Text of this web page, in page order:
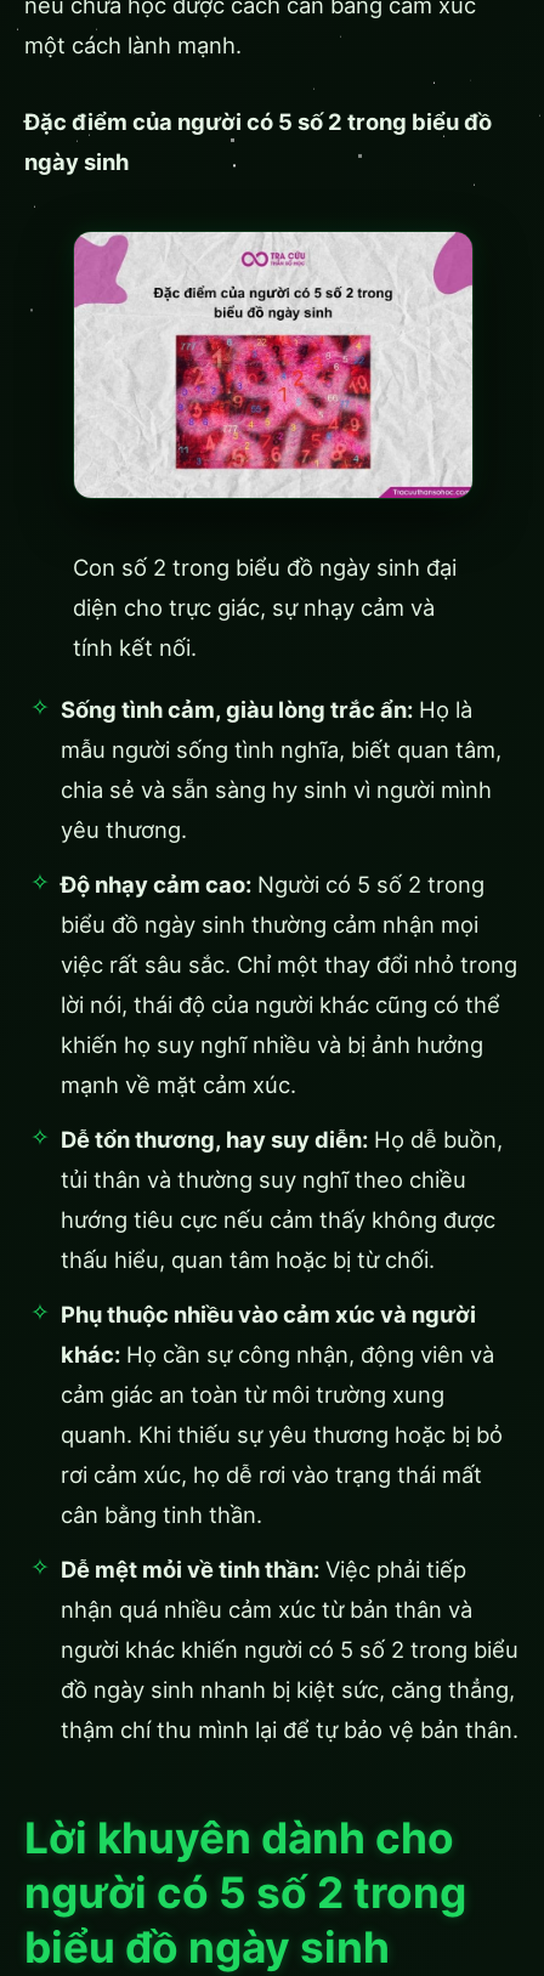
một cách lành mạnh.
Đặc điểm của người có 5 số 2 trong biểu đồ
ngày sinh
Con số 2 trong biểu đồ ngày sinh đại
diện cho trực giác, sự nhạy cảm và
tính kết nối.
Sống tình cảm, giàu lòng trắc ẩn: Họ là
mẫu người sống tình nghĩa, biết quan tâm,
chia sẻ và sẵn sàng hy sinh vì người mình
yêu thương.
Độ nhạy cảm cao: Người có 5 số 2 trong
biểu đồ ngày sinh thường cảm nhận mọi
việc rất sâu sắc. Chỉ một thay đổi nhỏ trong
lời nói, thái độ của người khác cũng có thể
khiến họ suy nghĩ nhiều và bị ảnh hưởng
mạnh về mặt cảm xúc.
Dễ tổn thương, hay suy diễn: Họ dễ buồn,
tủi thân và thường suy nghĩ theo chiều
hướng tiêu cực nếu cảm thấy không được
thấu hiểu, quan tâm hoặc bị từ chối.
Phụ thuộc nhiều vào cảm xúc và người
khác: Họ cần sự công nhận, động viên và
cảm giác an toàn từ môi trường xung
quanh. Khi thiếu sự yêu thương hoặc bị bỏ
rơi cảm xúc, họ dễ rơi vào trạng thái mất
cân bằng tinh thần.
Dễ mệt mỏi về tinh thần: Việc phải tiếp
nhận quá nhiều cảm xúc từ bản thân và
người khác khiến người có 5 số 2 trong biểu
đồ ngày sinh nhanh bị kiệt sức, căng thẳng,
thậm chí thu mình lại để tự bảo vệ bản thân.
Lời khuyên dành cho
người có 5 số 2 trong
biểu đồ ngày sinh